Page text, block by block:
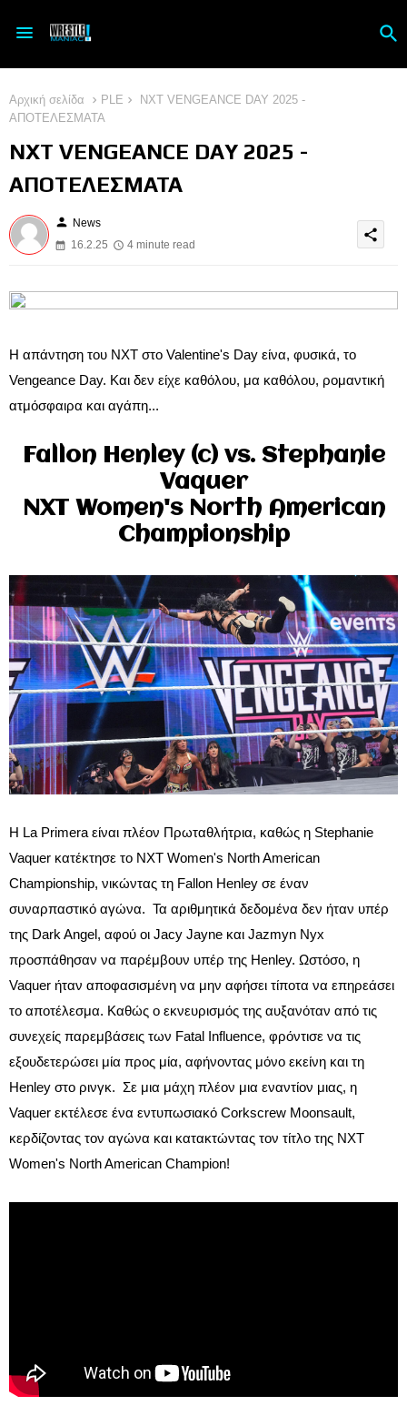
Αρχική σελίδα PLE
NXT VENGEANCE DAY 2025 -
ΑΠΟΤΕΛΕΣΜΑΤΑ
NXT VENGEANCE DAY 2025 -
ΑΠΟΤΕΛΕΣΜΑΤΑ
person News
16.2.25
4 minute read
share
Η απάντηση του NXT στο Valentine's Day είνα, φυσικά, το
Vengeance Day. Και δεν είχε καθόλου, μα καθόλου, ρομαντική
ατμόσφαιρα και αγάπη...
Fallon Henley (c) vs. Stephanie
Vaquer
NXT Women's North American
Championship
Η La Primera είναι πλέον Πρωταθλήτρια, καθώς η Stephanie
Vaquer κατέκτησε το NXT Women's North American
Championship, νικώντας τη Fallon Henley σε έναν
συναρπαστικό αγώνα. Τα αριθμητικά δεδομένα δεν ήταν υπέρ
της Dark Angel, αφού οι Jacy Jayne και Jazmyn Nyx
προσπάθησαν να παρέμβουν υπέρ της Henley. Ωστόσο, η
Vaquer ήταν αποφασισμένη να μην αφήσει τίποτα να επηρεάσει
το αποτέλεσμα. Καθώς ο εκνευρισμός της αυξανόταν από τις
συνεχείς παρεμβάσεις των Fatal Influence, φρόντισε να τις
εξουδετερώσει μία προς μία, αφήνοντας μόνο εκείνη και τη
Henley στο ρινγκ. Σε μια μάχη πλέον μια εναντίον μιας, η
Vaquer εκτέλεσε ένα εντυπωσιακό Corkscrew Moonsault,
κερδίζοντας τον αγώνα και κατακτώντας τον τίτλο της NXT
Women's North American Champion!